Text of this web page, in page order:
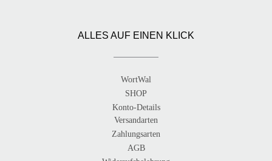
ALLES AUF EINEN KLICK
WortWal
SHOP
Konto-Details
Versandarten
Zahlungsarten
AGB